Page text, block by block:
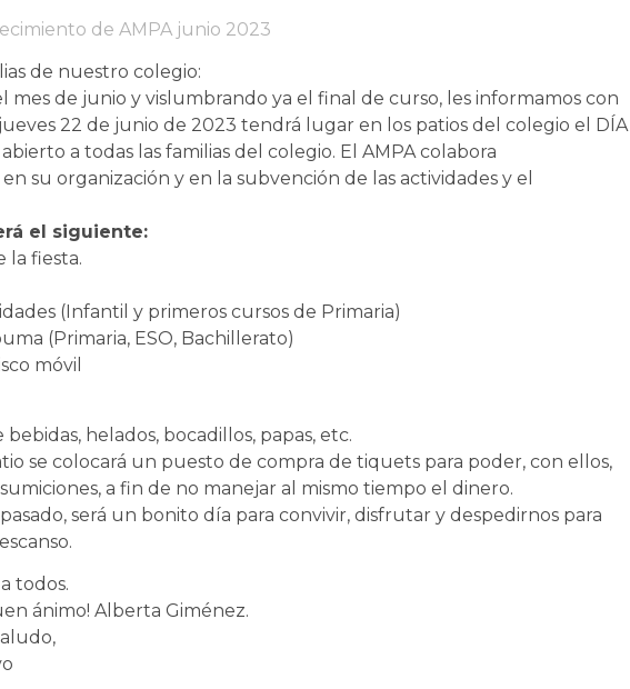
de AMPA junio 2023
de nuestro colegio:
mes de junio y vislumbrando ya el final de curso, les informamos con
22 de junio de 2023 tendrá lugar en los patios del colegio el DÍA
abierto a todas las familias del colegio. El AMPA colabora
su organización y en la subvención de las actividades y el
el siguiente:
la fiesta.
(Infantil y primeros cursos de Primaria)
(Primaria, ESO, Bachillerato)
móvil
helados, bocadillos, papas, etc.
se colocará un puesto de compra de tiquets para poder, con ellos,
a fin de no manejar al mismo tiempo el dinero.
será un bonito día para convivir, disfrutar y despedirnos para
todos.
ánimo! Alberta Giménez.